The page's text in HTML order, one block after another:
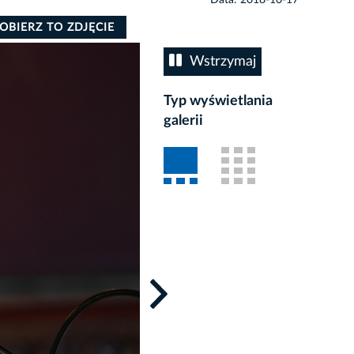
Wstrzymaj
Typ wyświetlania
galerii
TO ZDJĘCIE